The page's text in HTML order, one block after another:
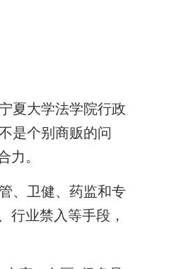
夏大学法学院行政
是个别商贩的问
力。
、卫健、药监和专
行业禁入等手段，